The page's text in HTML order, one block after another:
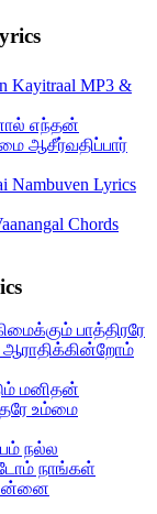
Kayitraal MP3 &
எந்தன்
ஆசீர்வதிப்பார்
Lyrics
Chords
பாத்திரரே
ஆராதிக்கின்றோம்
மனிதன்
உம்மை
நல்ல
நாங்கள்
என்னை